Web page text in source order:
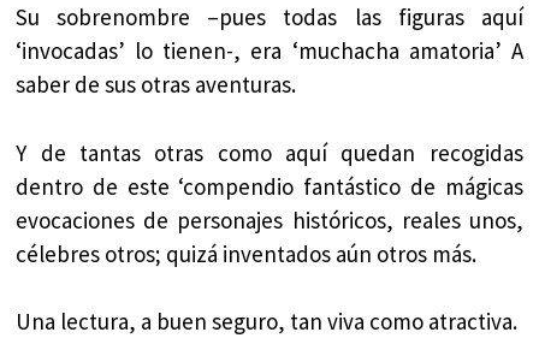
Su sobrenombre –pues todas las figuras aquí
‘invocadas’ lo tienen-, era ‘muchacha amatoria’ A
saber de sus otras aventuras.
Y de tantas otras como aquí quedan recogidas
dentro de este ‘compendio fantástico de mágicas
evocaciones de personajes históricos, reales unos,
célebres otros; quizá inventados aún otros más.
Una lectura, a buen seguro, tan viva como atractiva.